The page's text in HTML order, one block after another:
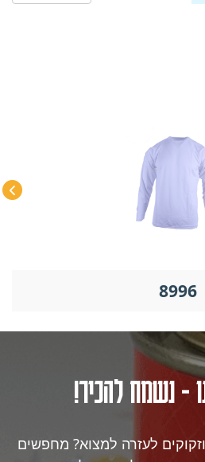
8982
- נשמח להכיר!
לעזרה למצוא? מחפשים